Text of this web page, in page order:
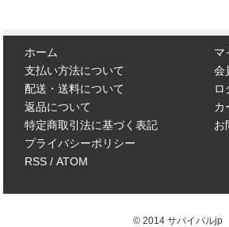
ホーム
支払い方法について
配送・送料について
返品について
特定商取引法に基づく表記
プライバシーポリシー
RSS/ ATOM
マ
会
ロ
カ
お
© 2014 サバイバルjp